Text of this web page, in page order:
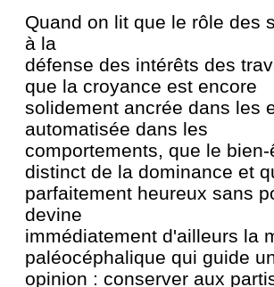
Quand on lit que le rôle des
à la
défense des intérêts des
que la croyance est encore
solidement ancrée dans les
automatisée dans les
comportements, que le
distinct de la dominance et
parfaitement heureux sans
devine
immédiatement d'ailleurs la
paléocéphalique qui guide
opinion : conserver aux